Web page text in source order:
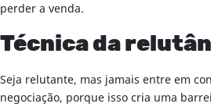
perder a venda.
Técnica da
Seja relutante, mas jamais entre em
negociação, porque isso cria uma